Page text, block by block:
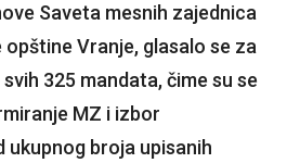
Saveta mesnih zajednica
Vranje, glasalo se za
325 mandata, čime su se
MZ i izbor
ukupnog broja upisanih